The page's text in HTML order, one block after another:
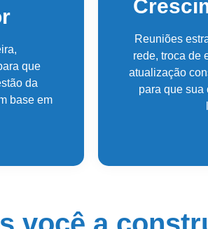
que
da
base em
Reuniões
rede, troca de
atualização
para que
Central de